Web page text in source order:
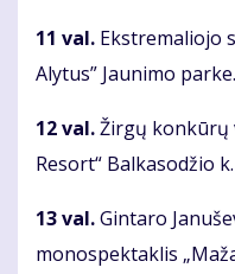
11 val. Ekstremaliojo
Alytus” Jaunimo parke.
12 val.Žirgų konkūrų
Resort“ Balkasodžio
13 val.Gintaro
monospektaklis